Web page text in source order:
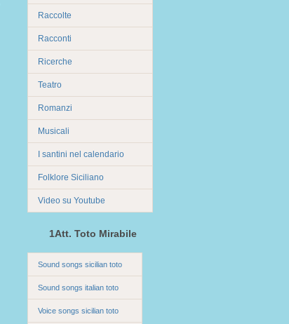
Raccolte
Racconti
Ricerche
Teatro
Romanzi
Musicali
I santini nel calendario
Folklore Siciliano
Video su Youtube
1Att. Toto Mirabile
Sound songs sicilian toto
Sound songs italian toto
Voice songs sicilian toto